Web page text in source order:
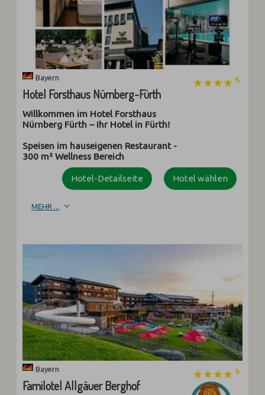
Bayern
Hotel Forsthaus Nürnberg-Fürth
Willkommen im Hotel Forsthaus
Nürnberg Fürth – Ihr Hotel in Fürth!
Speisen im hauseigenen Restaurant -
300 m² Wellness Bereich
Hotel wählen
Hotel-Detailseite
MEHR ...
Bayern
Familotel Allgäuer Berghof